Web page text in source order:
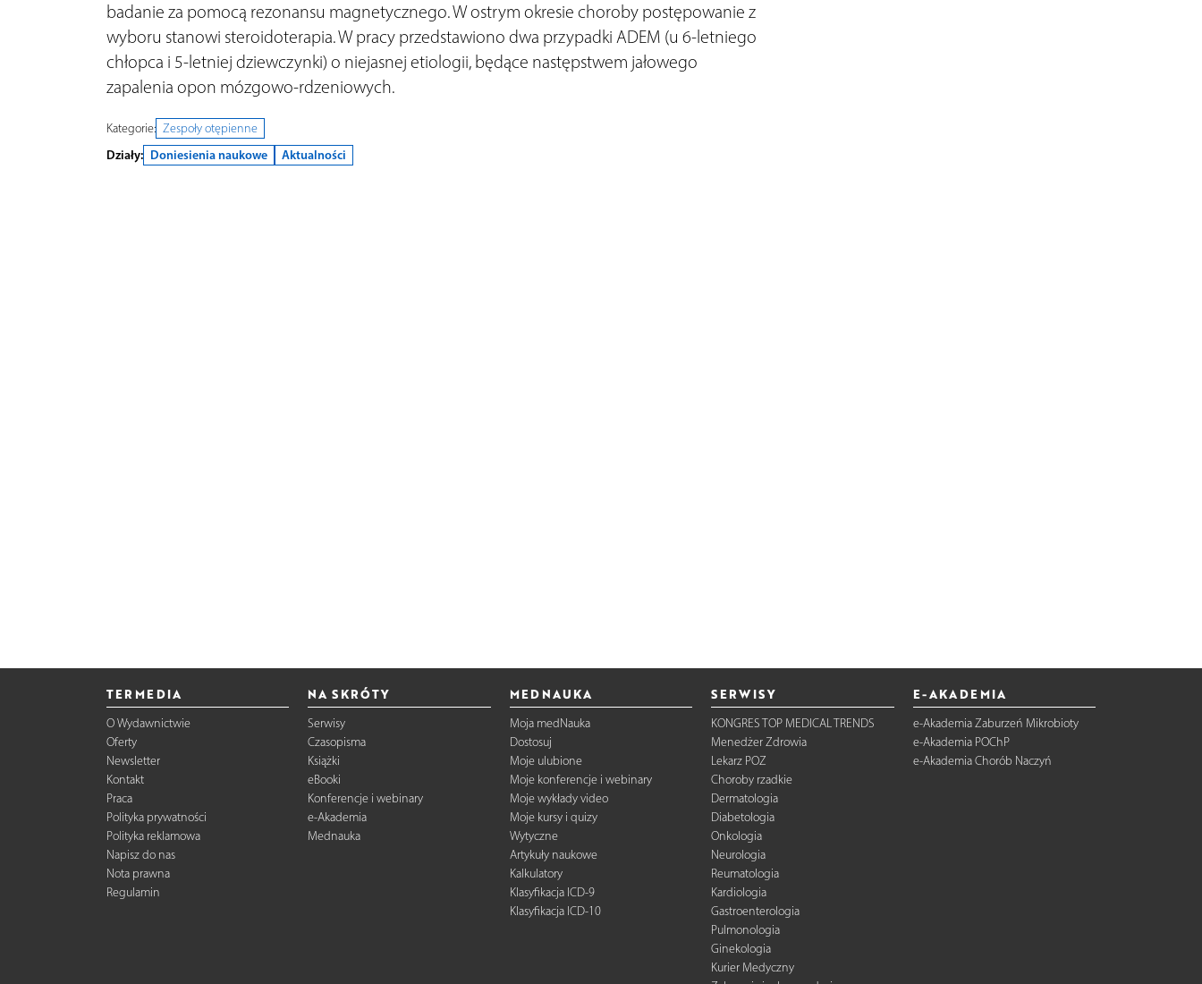
badanie za pomocą rezonansu magnetycznego. W ostrym okresie choroby postępowanie z
wyboru stanowi steroidoterapia. W pracy przedstawiono dwa przypadki ADEM (u 6-letniego
chłopca i 5-letniej dziewczynki) o niejasnej etiologii, będące następstwem jałowego
zapalenia opon mózgowo-rdzeniowych.
Kategorie: Zespoły otępienne
Działy: Doniesienia naukowe Aktualności
TERMEDIA
O Wydawnictwie
Oferty
Newsletter
Kontakt
Praca
Polityka prywatności
Polityka reklamowa
Napisz do nas
Nota prawna
Regulamin
NA SKRÓTY
Serwisy
Czasopisma
Książki
eBooki
Konferencje i webinary
e-Akademia
Mednauka
MEDNAUKA
Moja medNauka
Dostosuj
Moje ulubione
Moje konferencje i webinary
Moje wykłady video
Moje kursy i quizy
Wytyczne
Artykuły naukowe
Kalkulatory
Klasyfikacja ICD-9
Klasyfikacja ICD-10
SERWISY
KONGRES TOP MEDICAL TRENDS
Menedżer Zdrowia
Lekarz POZ
Choroby rzadkie
Dermatologia
Diabetologia
Onkologia
Neurologia
Reumatologia
Kardiologia
Gastroenterologia
Pulmonologia
Ginekologia
Kurier Medyczny
E-AKADEMIA
e-Akademia Zaburzeń Mikrobioty
e-Akademia POChP
e-Akademia Chorób Naczyń